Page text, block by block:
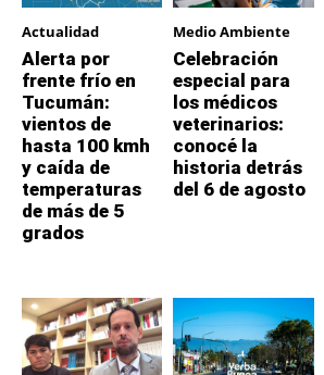
Actualidad
Alerta por
frente frío en
Tucumán:
vientos de
hasta 100 kmh
y caída de
temperaturas
de más de 5
grados
Medio Ambiente
Celebración
especial para
los médicos
veterinarios:
conocé la
historia detrás
del 6 de agosto